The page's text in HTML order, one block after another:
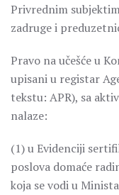
Privrednim
zadruge i
Pravo na učešće u
upisani u registar
tekstu: APR), sa
nalaze:
(1) u Evidenciji
poslova domaće
koja se vodi u